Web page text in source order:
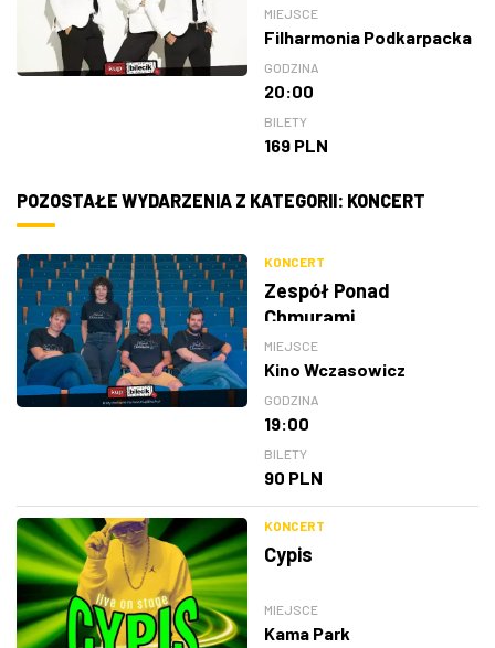
MIEJSCE
Filharmonia Podkarpacka
GODZINA
20:00
BILETY
169 PLN
POZOSTAŁE WYDARZENIA Z KATEGORII: KONCERT
KONCERT
Zespół Ponad
Chmurami
MIEJSCE
Kino Wczasowicz
GODZINA
19:00
BILETY
90 PLN
KONCERT
Cypis
MIEJSCE
Kama Park